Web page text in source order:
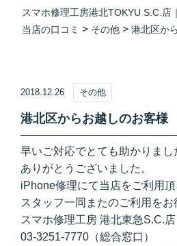
スマホ修理工房港北TOKYU S.C.店
当店の口コミ > その他 > 港北区か
2018.12.26 その他
港北区からお越しのお客様
早いご対応でとても助かりまし
ありがとうございました。
iPhone修理にて当店をご利用
スタッフ一同またのご利用をお
スマホ修理工房 港北東急S.C.店
03-3251-7770（総合窓口）